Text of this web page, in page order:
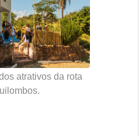
atrativos da rota